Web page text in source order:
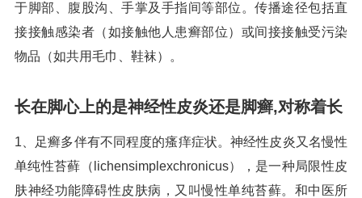
于脚部、腹股沟、手掌及手指间等部位。传播途径包括直
接接触感染者（如接触他人患癣部位）或间接接触受污染
物品（如共用毛巾、鞋袜）。
长在脚心上的是神经性皮炎还是脚癣,对称着长
1、足癣多伴有不同程度的瘙痒症状。神经性皮炎又名慢性
单纯性苔藓（lichensimplexchronicus），是一种局限性皮
肤神经功能障碍性皮肤病，又叫慢性单纯苔藓。和中医所